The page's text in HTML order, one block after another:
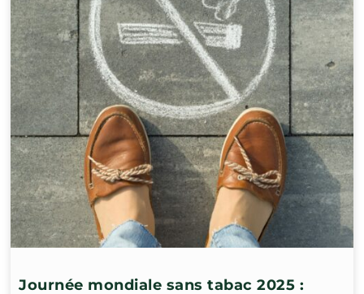
Journée mondiale sans tabac 2025 :